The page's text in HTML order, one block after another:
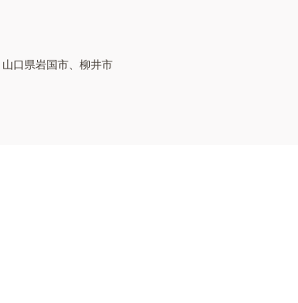
口県岩国市、柳井市